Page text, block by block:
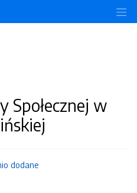
Społecznej w
dodane